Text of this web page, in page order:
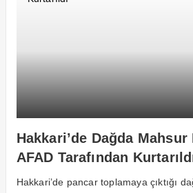
Hakkari’de Dağda
AFAD Tarafından
Hakkari’de pancar toplamaya çıktığı